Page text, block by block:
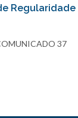
Regularidade
37